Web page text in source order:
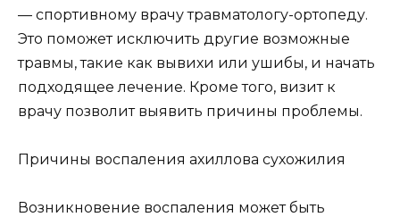
— спортивному врачу травматологу-ортопеду.
Это поможет исключить другие возможные
травмы, такие как вывихи или ушибы, и начать
подходящее лечение. Кроме того, визит к
врачу позволит выявить причины проблемы.
Причины воспаления ахиллова сухожилия
Возникновение воспаления может быть